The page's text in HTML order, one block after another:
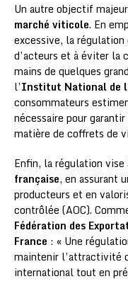
Un autre objectif
marché viticole. En
excessive, la
d’acteurs et à éviter la
mains de quelques
l’Institut National de
consommateurs
nécessaire pour
matière de coffrets de
Enfin, la régulation vise
française, en assurant
producteurs et en
contrôlée (AOC).
Fédération des
France : « Une
maintenir l’attractivité
international tout en